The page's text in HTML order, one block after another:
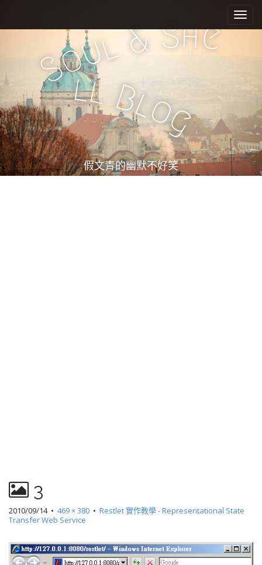
e
n
u
i
c
n
t
e
n
t
S
oul&She
ll Blog
假文青的幽默不好笑
3
2010/09/14• 469 × 380 • Restlet 實作教學 - Representational State
Transfer Web Service